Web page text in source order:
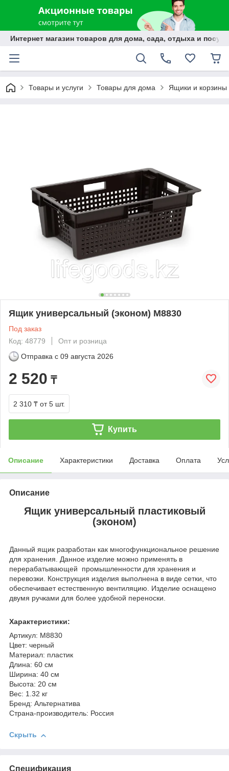
Интернет магазин товаров для дома, сада, отдыха и
Товары и услуги Товары для дома Ящики и корзины
Ящик универсальный (эконом) М8830
Под заказ
Код: 48779
Опт и розница
Отправка с 09 августа 2026
2 520 ₸
2 310 ₸ от 5 шт.
Купить
Описание Характеристики Доставка Оплата
Описание
Ящик универсальный пластиковый
(эконом)
Данный ящик разработан как многофункциональное решение
для хранения. Данное изделие можно применять в
перерабатывающей промышленности для хранения и
перевозки. Конструкция изделия выполнена в виде сетки, что
обеспечивает естественную вентиляцию. Изделие оснащено
двумя ручками для более удобной переноски.
Характеристики:
Артикул: М8830
Цвет: черный
Материал: пластик
Длина: 60 см
Ширина: 40 см
Высота: 20 см
Вес: 1.32 кг
Бренд: Альтернатива
Страна-производитель: Россия
Скрыть
Спецификация